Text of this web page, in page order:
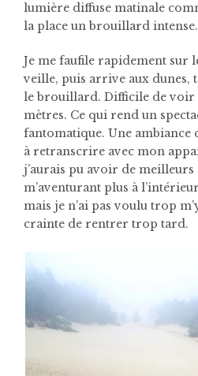
lumière diffuse matinale
la place un brouillard intense.
Je me faufile rapidement sur
veille, puis arrive aux dunes,
le brouillard. Difficile de voir
mètres. Ce qui rend un
fantomatique. Une ambiance
à retranscrire avec mon
j’aurais pu avoir de meilleurs
m’aventurant plus à
mais je n’ai pas voulu trop
crainte de rentrer trop tard.